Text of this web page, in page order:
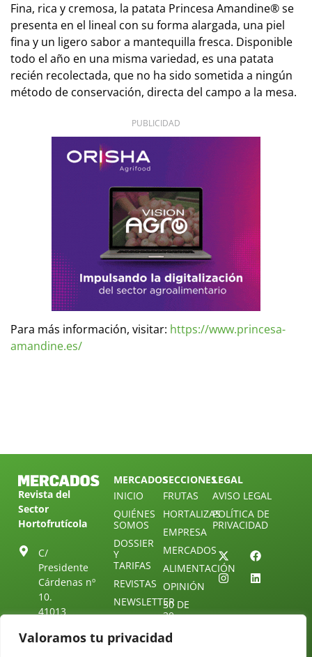
Valoramos tu privacidad
Fina, rica y cremosa, la patata Princesa Amandine® se
presenta en el lineal con su forma alargada, una piel
fina y un ligero sabor a mantequilla fresca. Disponible
todo el año en una misma variedad, es una patata
recién recolectada, que no ha sido sometida a ningún
método de conservación, directa del campo a la mesa.
PUBLICIDAD
Para más información, visitar: https://www.princesa-
amandine.es/
Revista del
Sector
Hortofrutícola
C/
Presidente
Cárdenas nº
10.
41013
ESPAÑA
MERCADOS
INICIO
QUIÉNES
SOMOS
DOSSIER
Y
TARIFAS
REVISTAS
NEWSLETTER
ÚNETE A
SECCIONES
FRUTAS
HORTALIZAS
EMPRESA
MERCADOS
ALIMENTACIÓN
OPINIÓN
30 DE
30
DIRECTORIO
LEGAL
AVISO LEGAL
POLÍTICA DE
PRIVACIDAD